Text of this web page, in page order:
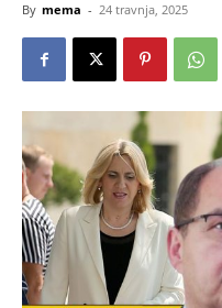
By mema - 24 travnja, 2025